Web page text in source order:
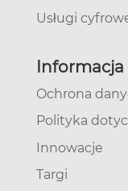
Usługi
Informacja
Ochrona
Polityka
Innowacje
Targi